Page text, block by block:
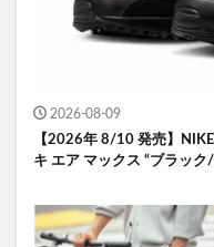
2026-08-09
【2026年 8/10 発売】
キ エア マックス “ブラッ